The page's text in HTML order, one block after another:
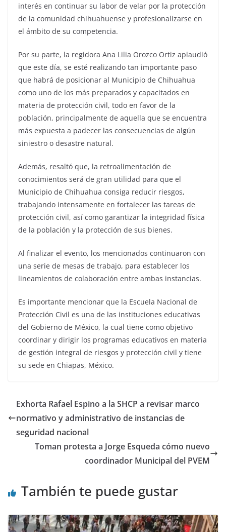
interés en continuar su labor de velar por la protección
de la comunidad chihuahuense y profesionalizarse en
el ámbito de su competencia.
Por su parte, la regidora Ana Lilia Orozco Ortiz aplaudió
que este día, se esté realizando tan importante paso
que habrá de posicionar al Municipio de Chihuahua
como uno de los más preparados y capacitados en
materia de protección civil, todo en favor de la
población, principalmente de aquella que se encuentra
más expuesta a padecer las consecuencias de algún
siniestro o desastre natural.
Además, resaltó que, la retroalimentación de
conocimientos será de gran utilidad para que el
Municipio de Chihuahua consiga reducir riesgos,
trabajando intensamente en fortalecer las tareas de
protección civil, así como garantizar la integridad física
de la población y la protección de sus bienes.
Al finalizar el evento, los mencionados continuaron con
una serie de mesas de trabajo, para establecer los
lineamientos de colaboración entre ambas instancias.
Es importante mencionar que la Escuela Nacional de
Protección Civil es una de las instituciones educativas
del Gobierno de México, la cual tiene como objetivo
coordinar y dirigir los programas educativos en materia
de gestión integral de riesgos y protección civil y tiene
su sede en Chiapas, México.
Exhorta Rafael Espino a la SHCP a revisar marco
normativo y administrativo de instancias de
seguridad nacional
Toman protesta a Jorge Esqueda cómo nuevo
coordinador Municipal del PVEM
También te puede gustar